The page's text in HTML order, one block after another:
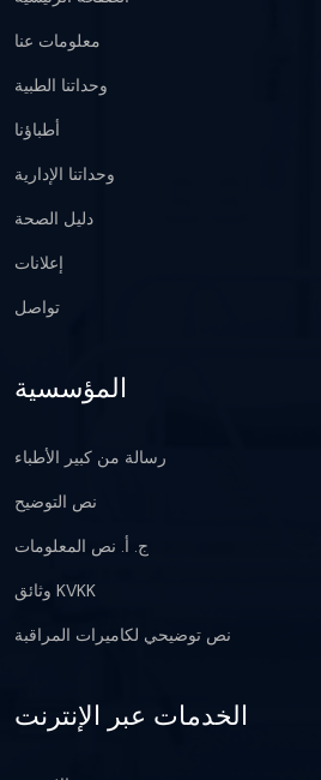
معلومات عنا
وحداتنا الطبية
أطباؤنا
وحداتنا الإدارية
دليل الصحة
إعلانات
تواصل
المؤسسية
رسالة من كبير الأطباء
نص التوضيح
ج. أ. نص المعلومات
وثائق KVKK
نص توضيحي لكاميرات المراقبة
الخدمات عبر الإنترنت